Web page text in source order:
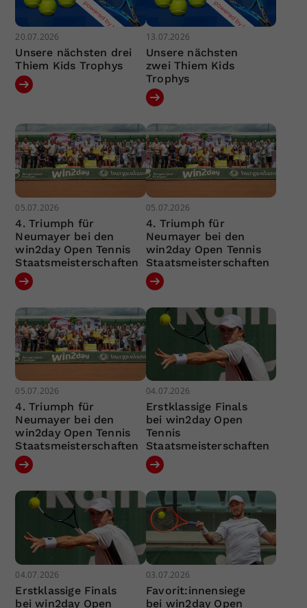
20.07.2026
Unsere nächsten drei
Thiem Kids Trophys
13.07.2026
Unsere nächsten
zwei Thiem Kids
Trophys
05.07.2026
4. Triumph für
Neumayer bei den
win2day Open Tennis
Staatsmeisterschaften
05.07.2026
4. Triumph für
Neumayer bei den
win2day Open Tennis
Staatsmeisterschaften
05.07.2026
4. Triumph für
Neumayer bei den
win2day Open Tennis
Staatsmeisterschaften
04.07.2026
Erstklassige Finals
bei win2day Open
Tennis
Staatsmeisterschaften
04.07.2026
Erstklassige Finals
bei win2day Open
03.07.2026
Favorit:innensiege
bei win2day Open